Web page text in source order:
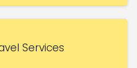
Services